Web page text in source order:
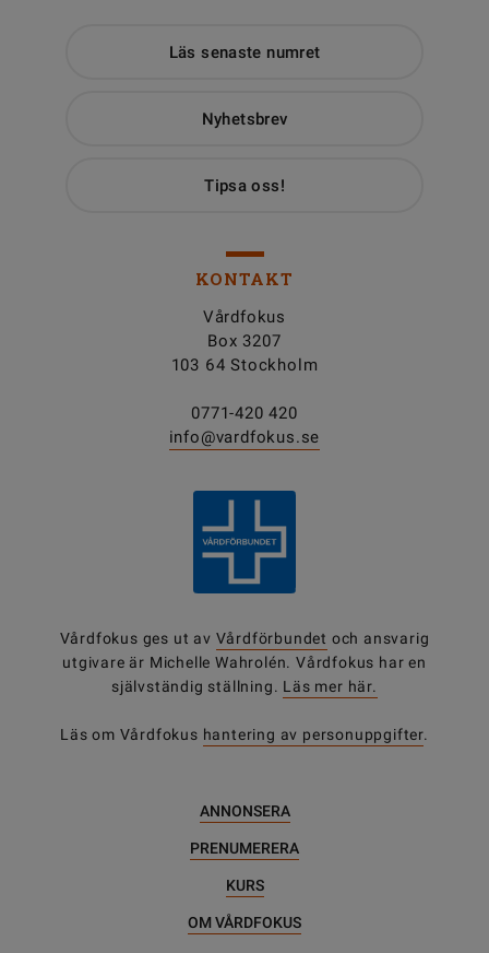
Läs senaste numret
Nyhetsbrev
Tipsa oss!
KONTAKT
Vårdfokus
Box 3207
103 64 Stockholm
0771-420 420
info@vardfokus.se
Vårdfokus ges ut av Vårdförbundet och ansvarig
utgivare är Michelle Wahrolén. Vårdfokus har en
självständig ställning. Läs mer här.
Läs om Vårdfokus hantering av personuppgifter.
ANNONSERA
PRENUMERERA
KURS
OM VÅRDFOKUS